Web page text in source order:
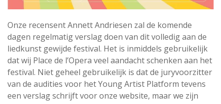
Onze recensent Annett Andriesen zal de komende
dagen regelmatig verslag doen van dit volledig aan de
liedkunst gewijde festival. Het is inmiddels gebruikelijk
dat wij Place de l’Opera veel aandacht schenken aan het
festival. Niet geheel gebruikelijk is dat de juryvoorzitter
van de audities voor het Young Artist Platform tevens
een verslag schrijft voor onze website, maar we zijn